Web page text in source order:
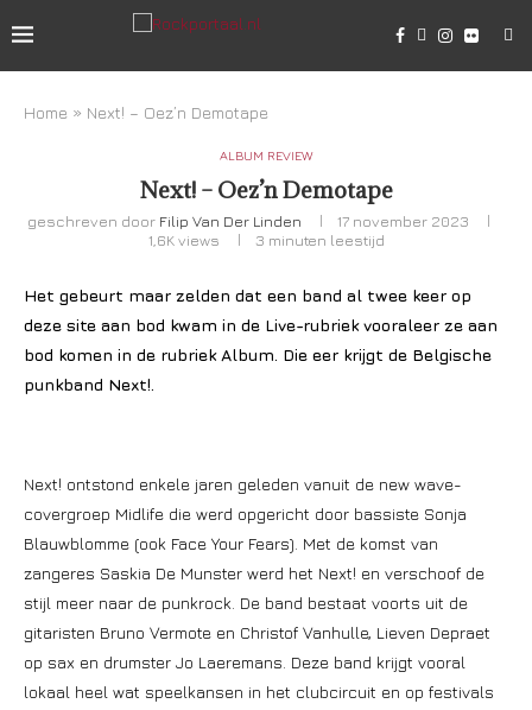
Home » Next! – Oez’n Demotape
ALBUM REVIEW
Next! – Oez’n Demotape
geschreven door Filip Van Der Linden
17 november 2023
1,6K views 3 minuten leestijd
Het gebeurt maar zelden dat een band al twee keer op
deze site aan bod kwam in de Live-rubriek vooraleer ze aan
bod komen in de rubriek Album. Die eer krijgt de Belgische
punkband Next!.
Next! ontstond enkele jaren geleden vanuit de new wave-
covergroep Midlife die werd opgericht door bassiste Sonja
Blauwblomme (ook Face Your Fears). Met de komst van
zangeres Saskia De Munster werd het Next! en verschoof de
stijl meer naar de punkrock. De band bestaat voorts uit de
gitaristen Bruno Vermote en Christof Vanhulle, Lieven Depraet
op sax en drumster Jo Laeremans. Deze band krijgt vooral
lokaal heel wat speelkansen in het clubcircuit en op festivals